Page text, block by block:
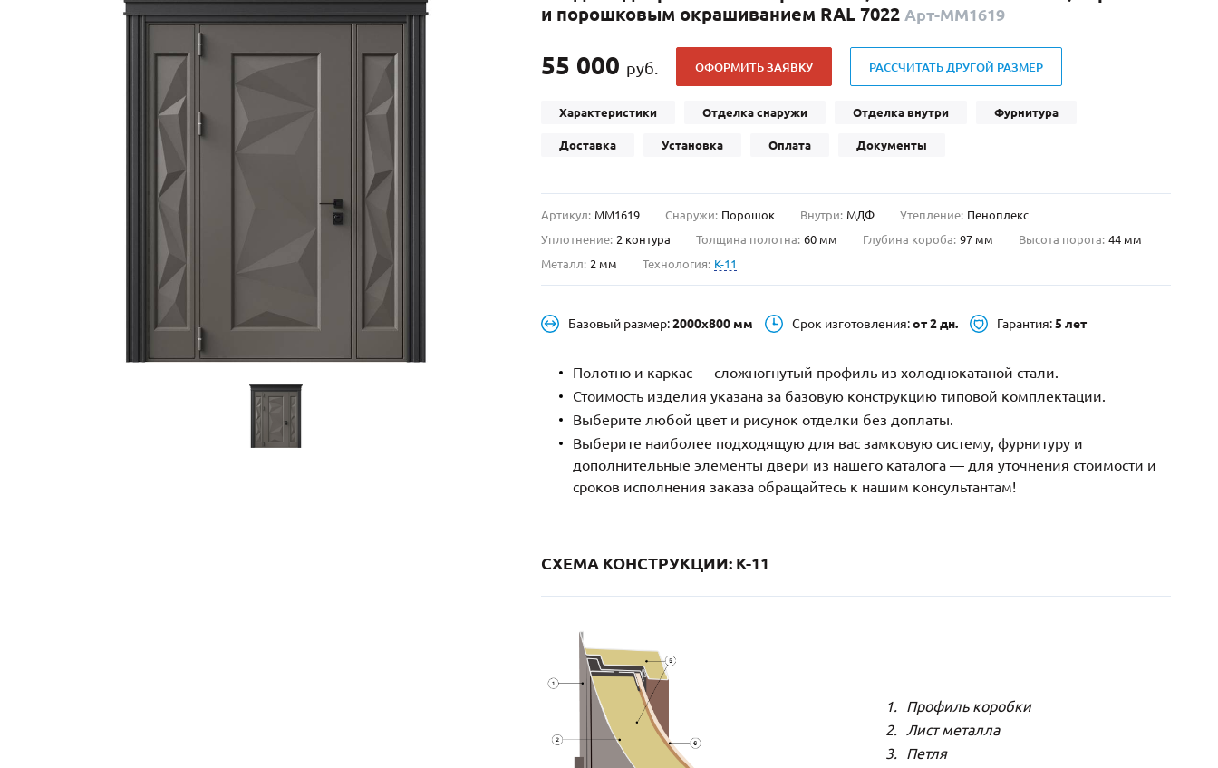
С зеркалом(13)
С выдавленным рисунком
С металлобагетом
С геометрическим рисунком
С реечным дизайном
Для дачи(203)
Для общественных зданий
Для магазина
С отбойником (91)
С импостами (73)
С витражами (11)
В современном стиле
Нестандартные(479)
С фрамугой(265)
4-го класса защиты (499)
Полуторапольные
и порошковым окрашиванием RAL 7022 Арт-ММ1619
55 000 руб. ОФОРМИТЬ ЗАЯВКУ РАССЧИТАТЬ ДРУГОЙ РАЗМЕР
Характеристики Отделка снаружи Отделка внутри Фурнитура
Доставка Установка Оплата Документы
Артикул: ММ1619 Снаружи: Порошок Внутри: МДФ Утепление: Пеноплекс
Уплотнение: 2 контура Толщина полотна: 60 мм Глубина короба: 97 мм Высота порога: 44 мм
Металл: 2 мм Технология: K-11
Базовый размер:2000х800 мм Срок изготовления:от 2 дн. Гарантия:5 лет
Полотно и каркас — сложногнутый профиль из холоднокатаной стали.
Стоимость изделия указана за базовую конструкцию типовой комплектации.
Выберите любой цвет и рисунок отделки без доплаты.
Выберите наиболее подходящую для вас замковую систему, фурнитуру и
дополнительные элементы двери из нашего каталога — для уточнения стоимости и
сроков исполнения заказа обращайтесь к нашим консультантам!
СХЕМА КОНСТРУКЦИИ: K-11
Профиль коробки
Лист металла
Петля